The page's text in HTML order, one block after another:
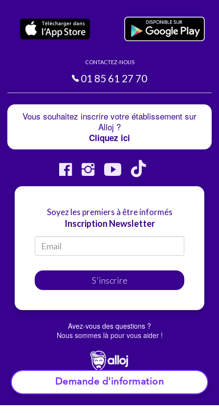
Demande d'information
CONTACTEZ-NOUS
01 85 61 27 70
Vous souhaitez inscrire votre établissement sur
Alloj ?
Cliquez ici
Soyez les premiers à être informés
Inscription Newsletter
S'inscrire
Avez-vous des questions ?
Nous sommes là pour vous aider !
© Alloj.2022 Tous droits réservés